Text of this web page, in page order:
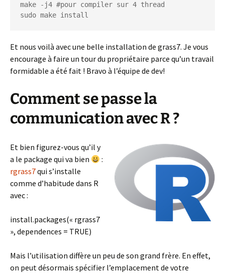
make -j4 #pour compiler sur 4 thread
sudo make install
Et nous voilà avec une belle installation de grass7. Je vous
encourage à faire un tour du propriétaire parce qu’un travail
formidable a été fait ! Bravo à l’équipe de dev!
Comment se passe la
communication avec R ?
Et bien figurez-vous qu’il y
a le package qui va bien
:
rgrass7qui s’installe
comme d’habitude dans R
avec :
install.packages(« rgrass7
», dependences = TRUE)
Mais l’utilisation diffère un peu de son grand frère. En effet,
on peut désormais spécifier l’emplacement de votre